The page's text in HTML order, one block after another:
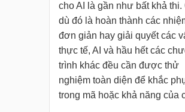
cho AI là gần như bất khả thi.
dù đó là hoàn thành các
đơn giản hay giải quyết các
thực tế, AI và hầu hết các
trình khác đều cần được thử
nghiệm toàn diện để khắc
trong mã hoặc khả năng của